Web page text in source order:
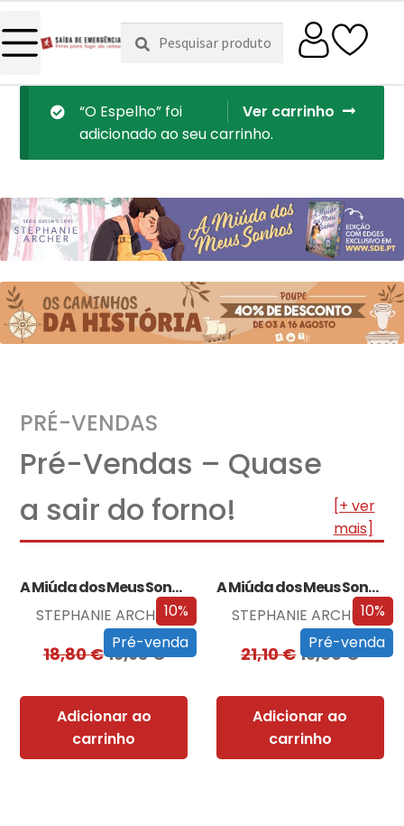
Pesquisar
por:
Pesquisa
Ver carrinho
“O Espelho” foi
adicionado ao seu carrinho.
PRÉ-VENDAS
Pré-Vendas – Quase
a sair do forno!
[+ ver
mais]
10%
Pré-venda
A Miúda dos Meus Sonhos
STEPHANIE ARCHER
18,80€16,93€
Adicionar ao
carrinho
10%
Pré-venda
A Miúda dos Meus Sonhos – Edição…
STEPHANIE ARCHER
21,10€19,00€
Adicionar ao
carrinho